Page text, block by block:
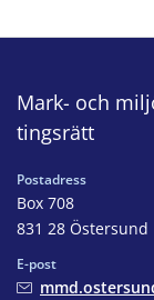
Mark- och
tingsrätt
Postadress
Box 708
831 28 Östersund
E-post